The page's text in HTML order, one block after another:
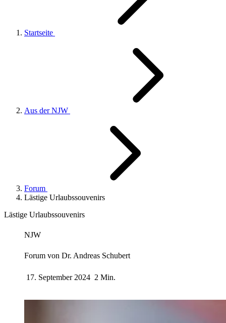
Startseite
Aus der NJW
Forum
Lästige Urlaubssouvenirs
Lästige Urlaubssouvenirs
NJW
Forum von Dr. Andreas Schubert
17. September 2024 2 Min.